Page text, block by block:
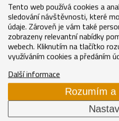
Kanalizační
1 665,80 Kč/ks
2 015,62 Kč/ks s DPH
Tento web používá cookies a
sledování návštěvnosti, které
údaje. Zároveň je vám také
zobrazeny relevantní nabídky
webech. Kliknutím na tlačítko
využíváním cookies a předáním
Další informace
Rozumím a